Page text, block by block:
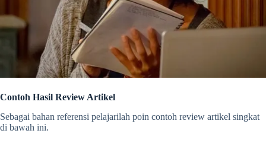
Contoh Hasil Review Artikel
Sebagai bahan referensi pelajarilah poin contoh review artikel singkat
di bawah ini.